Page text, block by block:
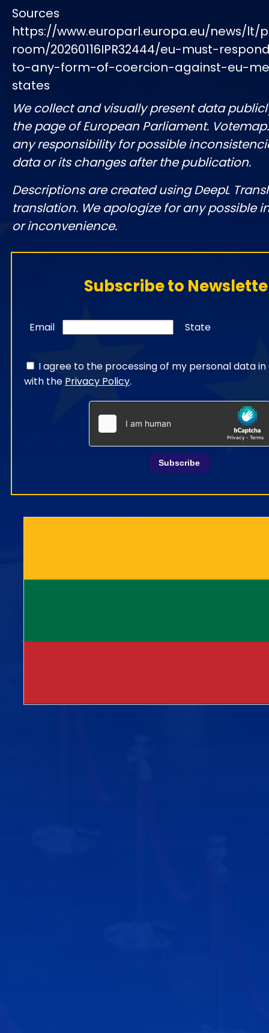
Sources
https://www.europarl.europa.eu/news/lt/
room/20260116IPR32444/eu-must-
to-any-form-of-coercion-against-eu-
states
We collect and visually present data
the page of European Parliament.
any responsibility for possible
data or its changes after the publication.
Descriptions are created using DeepL
translation. We apologize for any possible
or inconvenience.
Subscribe to
Email State
I agree to the processing of my personal data
with the Privacy Policy.
Subscribe